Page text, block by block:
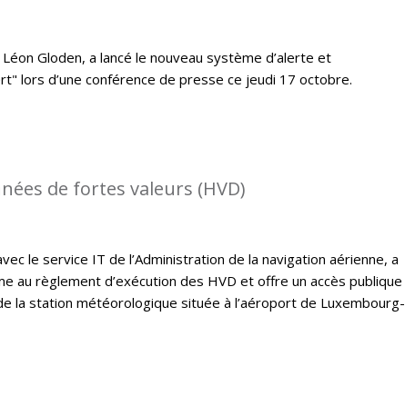
Gloden, a lancé le nouveau système d’alerte et
lors d’une conférence de presse ce jeudi 17 octobre.
de fortes valeurs (HVD)
le service IT de l’Administration de la navigation aérienne, a
au règlement d’exécution des HVD et offre un accès publique
la station météorologique située à l’aéroport de Luxembourg-